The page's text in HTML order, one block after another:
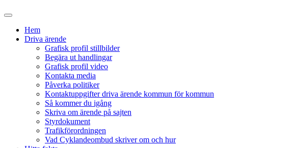
Slå
sökfältHem
Driva ärende
Grafisk profil stillbilder
Begära ut handlingar
Grafisk profil video
Kontakta media
Påverka politiker
Kontaktuppgifter driva ärende kommun för kommun
Så kommer du igång
Skriva om ärende på sajten
Styrdokument
Trafikförordningen
Vad Cyklandeombud skriver om och hur